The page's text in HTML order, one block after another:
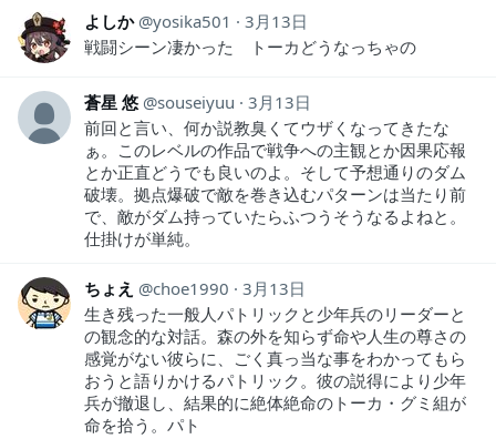
よしか yosika501
3月13日
戦闘シーン凄かった トーカどうなっちゃの
蒼星 悠 souseiyuu
3月13日
前回と言い、何か説教臭くてウザくなってきたな
ぁ。このレベルの作品で戦争への主観とか因果応報
とか正直どうでも良いのよ。そして予想通りのダム
破壊。拠点爆破で敵を巻き込むパターンは当たり前
で、敵がダム持っていたらふつうそうなるよねと。
仕掛けが単純。
ちょえ choe1990
3月13日
生き残った一般人パトリックと少年兵のリーダーと
の観念的な対話。森の外を知らず命や人生の尊さの
感覚がない彼らに、ごく真っ当な事をわかってもら
おうと語りかけるパトリック。彼の説得により少年
兵が撤退し、結果的に絶体絶命のトーカ・グミ組が
命を拾う。パト